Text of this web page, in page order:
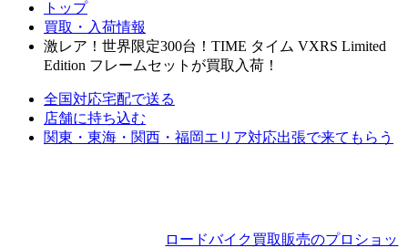
トップ
買取・入荷情報
激レア！世界限定300台！TIME タイム VXRS Limited
Edition フレームセットが買取入荷！
全国対応宅配で送る
店舗に持ち込む
関東・東海・関西・福岡エリア対応出張で来てもらう
ロードバイク買取販売のプロショッ